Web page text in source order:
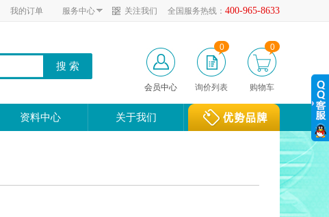
全国服务热线： 400-965-8633
关注我们
服务中心
我的订单
会员中心 询价列表
0
购物车
0
资料中心 关于我们